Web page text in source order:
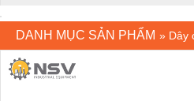
DANH MỤC SẢN PHẨM » Dây